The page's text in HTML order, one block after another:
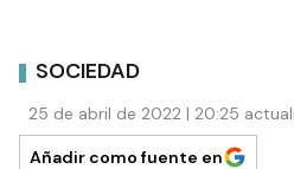
SOCIEDAD
25 de abril de 2022 | 20:25
Añadir como fuente en